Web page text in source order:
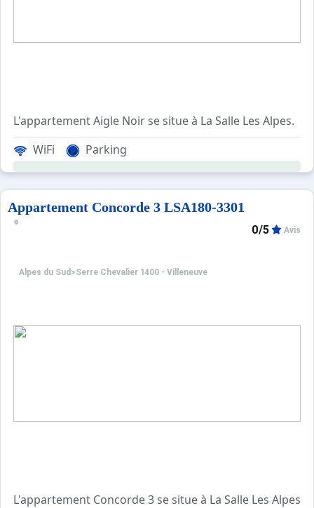
L'appartement Aigle Noir se situe à La Salle Les Alpes.
La résidence de l'Aigle Noir est situé en front de neige
Possibilité de garer votre voiture sur le parking
Les plus de cette location à la montagne : Ce petit
WiFi Parking
Appartement Concorde 3 LSA180-3301
Alpes du Sud >Serre Chevalier 1400 - Villeneuve
0/5 Avis
L'appartement Concorde 3 se situe à La Salle Les Alpes.